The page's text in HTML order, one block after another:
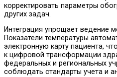
корректировать параметры
других задач.
Интеграция упрощает ведение
Показатели температуры
электронную карту пациента,
к цифровой трансформации
федеральных и региональных
соблюдать стандарты учета и